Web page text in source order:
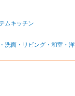
ムキッチン
洗面・リビング・和室・